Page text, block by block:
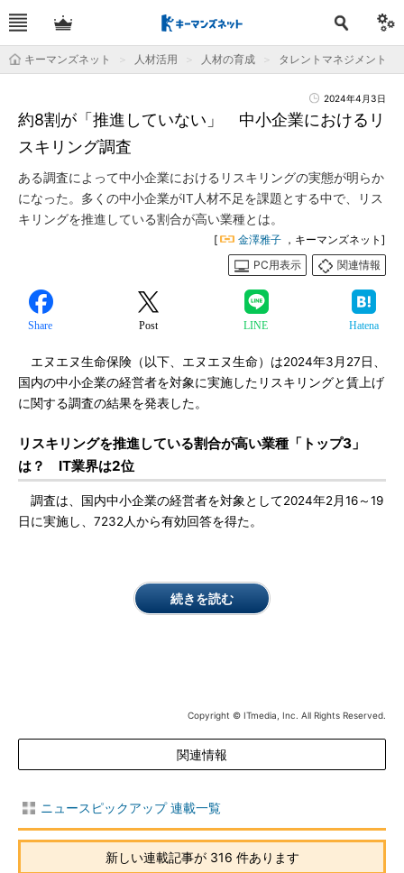
キーマンズネット 人材活用 人材の育成 タレントマネジメント
2024年4月3日
約8割が「推進していない」 中小企業におけるリ
スキリング調査
ある調査によって中小企業におけるリスキリングの実態が明らか
になった。多くの中小企業がIT人材不足を課題とする中で、リス
キリングを推進している割合が高い業種とは。
[ 金澤雅子 ，キーマンズネット]
PC用表示
関連情報
Share Post LINE Hatena
エヌエヌ生命保険（以下、エヌエヌ生命）は2024年3月27日、
国内の中小企業の経営者を対象に実施したリスキリングと賃上げ
に関する調査の結果を発表した。
リスキリングを推進している割合が高い業種「トップ3」
は？ IT業界は2位
調査は、国内中小企業の経営者を対象として2024年2月16～19
日に実施し、7232人から有効回答を得た。
続きを読む
Copyright © ITmedia, Inc. All Rights Reserved.
関連情報
ニュースピックアップ 連載一覧
新しい連載記事が 316 件あります